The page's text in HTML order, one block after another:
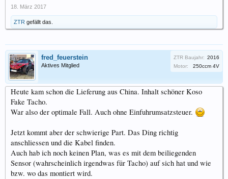
18. März 2017
ZTR gefällt das.
fred_feuerstein
Aktives Mitglied
ZTR Baujahr: 2016
Motor:
250ccm 4V
Heute kam schon die Lieferung aus China. Inhalt schöner Koso
Fake Tacho.
War also der optimale Fall. Auch ohne Einfuhrumsatzsteuer.
Jetzt kommt aber der schwierige Part. Das Ding richtig
anschliessen und die Kabel finden.
Auch hab ich noch keinen Plan, was es mit dem beiliegenden
Sensor (wahrscheinlich irgendwas für Tacho) auf sich hat und wie
bzw. wo das montiert wird.